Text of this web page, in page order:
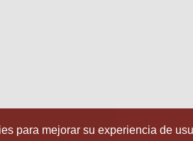
para mejorar su experiencia de